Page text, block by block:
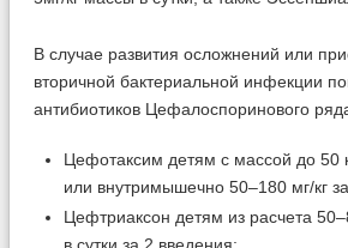
В случае развития осложнений или
вторичной бактериальной инфекции
антибиотиков Цефалоспоринового
Цефотаксим детям с массой до 50
или внутримышечно 50–180 мг/кг
Цефтриаксон детям из расчета